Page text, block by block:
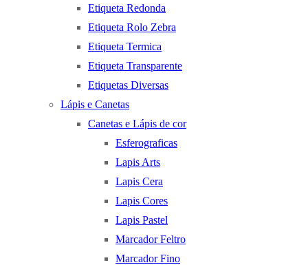
Etiqueta Redonda
Etiqueta Rolo Zebra
Etiqueta Termica
Etiqueta Transparente
Etiquetas Diversas
Lápis e Canetas
Canetas e Lápis de cor
Esferograficas
Lapis Arts
Lapis Cera
Lapis Cores
Lapis Pastel
Marcador Feltro
Marcador Fino